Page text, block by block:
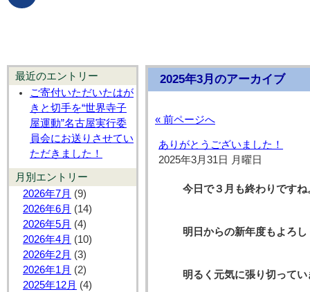
最近のエントリー
ご寄付いただいたはが
きと切手を“世界寺子
屋運動”名古屋実行委
員会にお送りさせてい
ただきました！
月別エントリー
2026年7月 (9)
2026年6月 (14)
2026年5月 (4)
2026年4月 (10)
2026年2月 (3)
2026年1月 (2)
2025年12月 (4)
2025年3月のアーカイブ
« 前ページへ
ありがとうございました！
2025年3月31日 月曜日
今日で３月も終わりです
明日からの新年度もよろ
明るく元気に張り切って